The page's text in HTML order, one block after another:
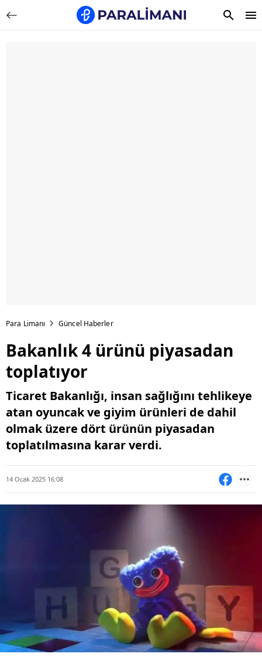
Para Limanı Güncel Haberler
Bakanlık 4 ürünü piyasadan
toplatıyor
Ticaret Bakanlığı, insan sağlığını tehlikeye
atan oyuncak ve giyim ürünleri de dahil
olmak üzere dört ürünün piyasadan
toplatılmasına karar verdi.
14 Ocak 2025 16:08